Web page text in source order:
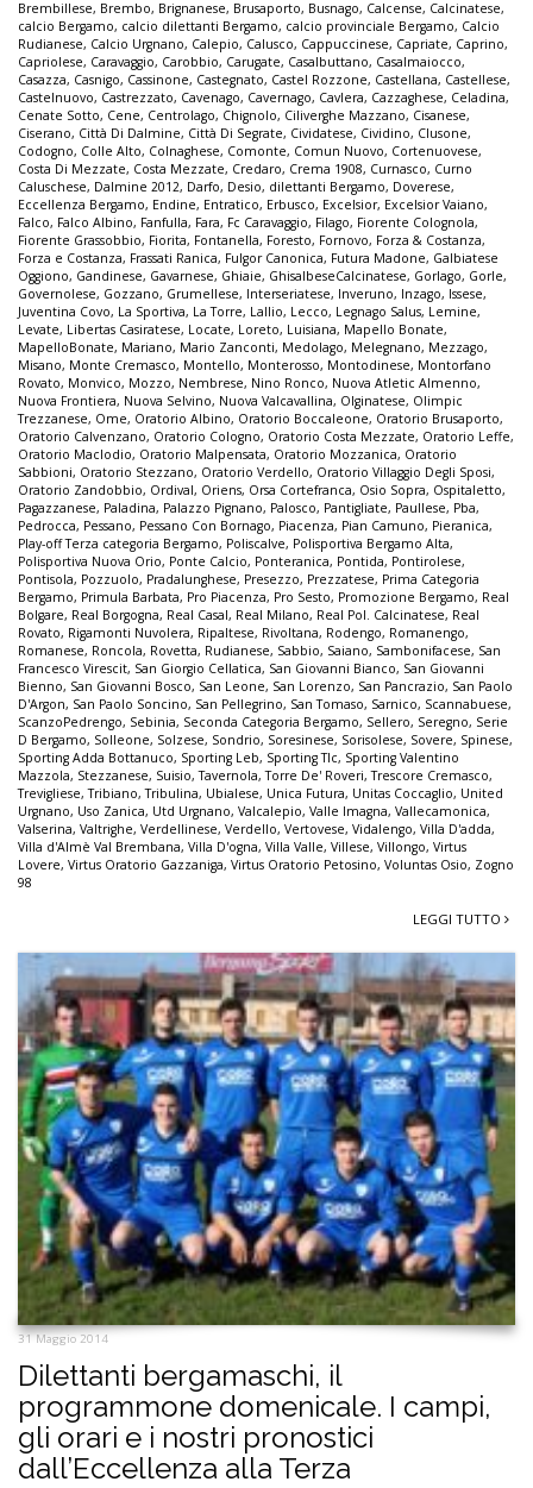
Brembillese, Brembo, Brignanese, Brusaporto, Busnago, Calcense, Calcinatese,
calcio Bergamo, calcio dilettanti Bergamo, calcio provinciale Bergamo, Calcio
Rudianese, Calcio Urgnano, Calepio, Calusco, Cappuccinese, Capriate, Caprino,
Capriolese, Caravaggio, Carobbio, Carugate, Casalbuttano, Casalmaiocco,
Casazza, Casnigo, Cassinone, Castegnato, Castel Rozzone, Castellana, Castellese,
Castelnuovo, Castrezzato, Cavenago, Cavernago, Cavlera, Cazzaghese, Celadina,
Cenate Sotto, Cene, Centrolago, Chignolo, Ciliverghe Mazzano, Cisanese,
Ciserano, Città Di Dalmine, Città Di Segrate, Cividatese, Cividino, Clusone,
Codogno, Colle Alto, Colnaghese, Comonte, Comun Nuovo, Cortenuovese,
Costa Di Mezzate, Costa Mezzate, Credaro, Crema 1908, Curnasco, Curno
Caluschese, Dalmine 2012, Darfo, Desio, dilettanti Bergamo, Doverese,
Eccellenza Bergamo, Endine, Entratico, Erbusco, Excelsior, Excelsior Vaiano,
Falco, Falco Albino, Fanfulla, Fara, Fc Caravaggio, Filago, Fiorente Colognola,
Fiorente Grassobbio, Fiorita, Fontanella, Foresto, Fornovo, Forza & Costanza,
Forza e Costanza, Frassati Ranica, Fulgor Canonica, Futura Madone, Galbiatese
Oggiono, Gandinese, Gavarnese, Ghiaie, GhisalbeseCalcinatese, Gorlago, Gorle,
Governolese, Gozzano, Grumellese, Interseriatese, Inveruno, Inzago, Issese,
Juventina Covo, La Sportiva, La Torre, Lallio, Lecco, Legnago Salus, Lemine,
Levate, Libertas Casiratese, Locate, Loreto, Luisiana, Mapello Bonate,
MapelloBonate, Mariano, Mario Zanconti, Medolago, Melegnano, Mezzago,
Misano, Monte Cremasco, Montello, Monterosso, Montodinese, Montorfano
Rovato, Monvico, Mozzo, Nembrese, Nino Ronco, Nuova Atletic Almenno,
Nuova Frontiera, Nuova Selvino, Nuova Valcavallina, Olginatese, Olimpic
Trezzanese, Ome, Oratorio Albino, Oratorio Boccaleone, Oratorio Brusaporto,
Oratorio Calvenzano, Oratorio Cologno, Oratorio Costa Mezzate, Oratorio Leffe,
Oratorio Maclodio, Oratorio Malpensata, Oratorio Mozzanica, Oratorio
Sabbioni, Oratorio Stezzano, Oratorio Verdello, Oratorio Villaggio Degli Sposi,
Oratorio Zandobbio, Ordival, Oriens, Orsa Cortefranca, Osio Sopra, Ospitaletto,
Pagazzanese, Paladina, Palazzo Pignano, Palosco, Pantigliate, Paullese, Pba,
Pedrocca, Pessano, Pessano Con Bornago, Piacenza, Pian Camuno, Pieranica,
Play-off Terza categoria Bergamo, Poliscalve, Polisportiva Bergamo Alta,
Polisportiva Nuova Orio, Ponte Calcio, Ponteranica, Pontida, Pontirolese,
Pontisola, Pozzuolo, Pradalunghese, Presezzo, Prezzatese, Prima Categoria
Bergamo, Primula Barbata, Pro Piacenza, Pro Sesto, Promozione Bergamo, Real
Bolgare, Real Borgogna, Real Casal, Real Milano, Real Pol. Calcinatese, Real
Rovato, Rigamonti Nuvolera, Ripaltese, Rivoltana, Rodengo, Romanengo,
Romanese, Roncola, Rovetta, Rudianese, Sabbio, Saiano, Sambonifacese, San
Francesco Virescit, San Giorgio Cellatica, San Giovanni Bianco, San Giovanni
Bienno, San Giovanni Bosco, San Leone, San Lorenzo, San Pancrazio, San Paolo
D'Argon, San Paolo Soncino, San Pellegrino, San Tomaso, Sarnico, Scannabuese,
ScanzoPedrengo, Sebinia, Seconda Categoria Bergamo, Sellero, Seregno, Serie
D Bergamo, Solleone, Solzese, Sondrio, Soresinese, Sorisolese, Sovere, Spinese,
Sporting Adda Bottanuco, Sporting Leb, Sporting Tlc, Sporting Valentino
Mazzola, Stezzanese, Suisio,Tavernola,Torre De' Roveri,Trescore Cremasco,
Trevigliese,Tribiano,Tribulina, Ubialese, Unica Futura, Unitas Coccaglio, United
Urgnano, Uso Zanica, Utd Urgnano, Valcalepio, Valle Imagna, Vallecamonica,
Valserina, Valtrighe, Verdellinese, Verdello, Vertovese, Vidalengo, Villa D'adda,
Villa d'Almè Val Brembana, Villa D'ogna, Villa Valle, Villese, Villongo, Virtus
Lovere, Virtus Oratorio Gazzaniga, Virtus Oratorio Petosino, Voluntas Osio, Zogno
98
LEGGI TUTTO
31 Maggio 2014
Dilettanti bergamaschi, il
programmone domenicale. I campi,
gli orari e i nostri pronostici
dall’Eccellenza alla Terza